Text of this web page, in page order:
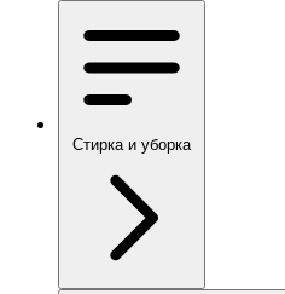
Стирка и уборка